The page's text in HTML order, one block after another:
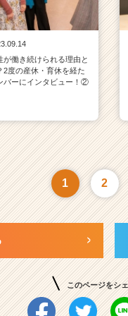
が働き続けられる理由と
2度の産休・育休を経た
バーにインタビュー！②
1 2
このページをシ